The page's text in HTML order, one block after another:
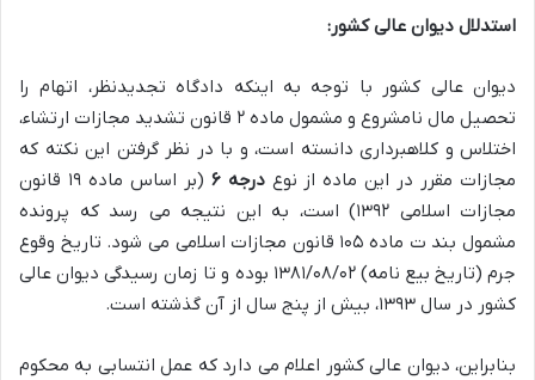
استدلال دیوان عالی کشور:
دیوان عالی کشور با توجه به اینکه دادگاه تجدیدنظر، اتهام را
تحصیل مال نامشروع و مشمول ماده ۲ قانون تشدید مجازات ارتشاء،
اختلاس و کلاهبرداری دانسته است، و با در نظر گرفتن این نکته که
مجازات مقرر در این ماده از نوعدرجه ۶
(بر اساس ماده ۱۹ قانون
مجازات اسلامی ۱۳۹۲) است، به این نتیجه می رسد که پرونده
مشمول بند ت ماده ۱۰۵ قانون مجازات اسلامی می شود. تاریخ وقوع
جرم (تاریخ بیع نامه) ۱۳۸۱/۰۸/۰۲ بوده و تا زمان رسیدگی دیوان عالی
کشور در سال ۱۳۹۳، بیش از پنج سال از آن گذشته است.
بنابراین، دیوان عالی کشور اعلام می دارد که عمل انتسابی به محکوم